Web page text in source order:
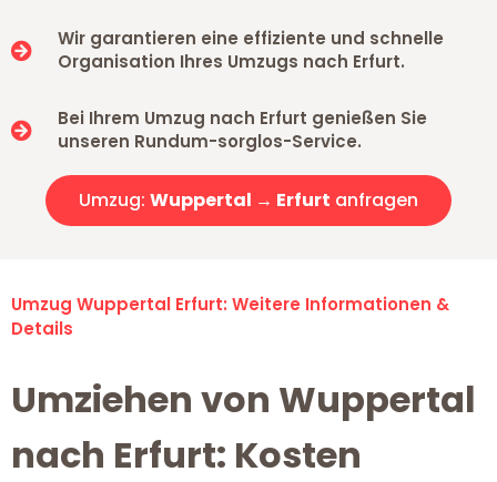
Wir garantieren eine effiziente und schnelle
Organisation Ihres Umzugs nach Erfurt.
Bei Ihrem Umzug nach Erfurt genießen Sie
unseren Rundum-sorglos-Service.
Umzug: Wuppertal → Erfurt anfragen
Umzug Wuppertal Erfurt: Weitere Informationen &
Details
Umziehen von Wuppertal
nach Erfurt: Kosten